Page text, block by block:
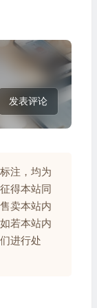
发表评论
注，均为
得本站同
卖本站内
若本站内
进行处